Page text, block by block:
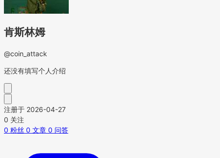
肯斯林姆
@coin_attack
还没有填写个人介绍
注册于 2026-04-27
0 关注
0 粉丝 0 文章 0 问答